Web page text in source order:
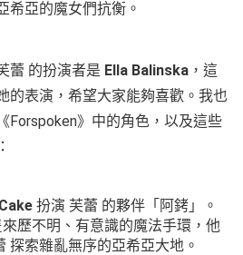
希亞的魔女們抗衡。
蕾 的扮演者是 Ella Balinska ，這
的表演，希望大家能夠喜歡。我也
Forspoken》中的角色，以及這些
扮演 芙蕾 的夥伴「阿銬」。
歷不明、有意識的魔法手環，他
探索雜亂無序的亞希亞大地。